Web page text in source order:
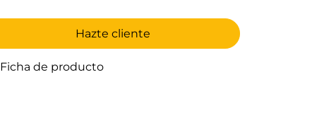
Hazte cliente
Ficha de producto